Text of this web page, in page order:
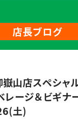
店長ブログ
嶽山店スペシャ
レージ＆ビギナ
土)